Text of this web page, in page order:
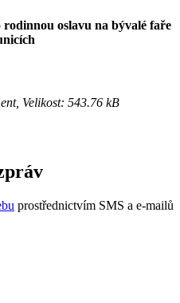
oslavu na bývalé faře
Velikost: 543.76 kB
prostřednictvím SMS a e-mailů